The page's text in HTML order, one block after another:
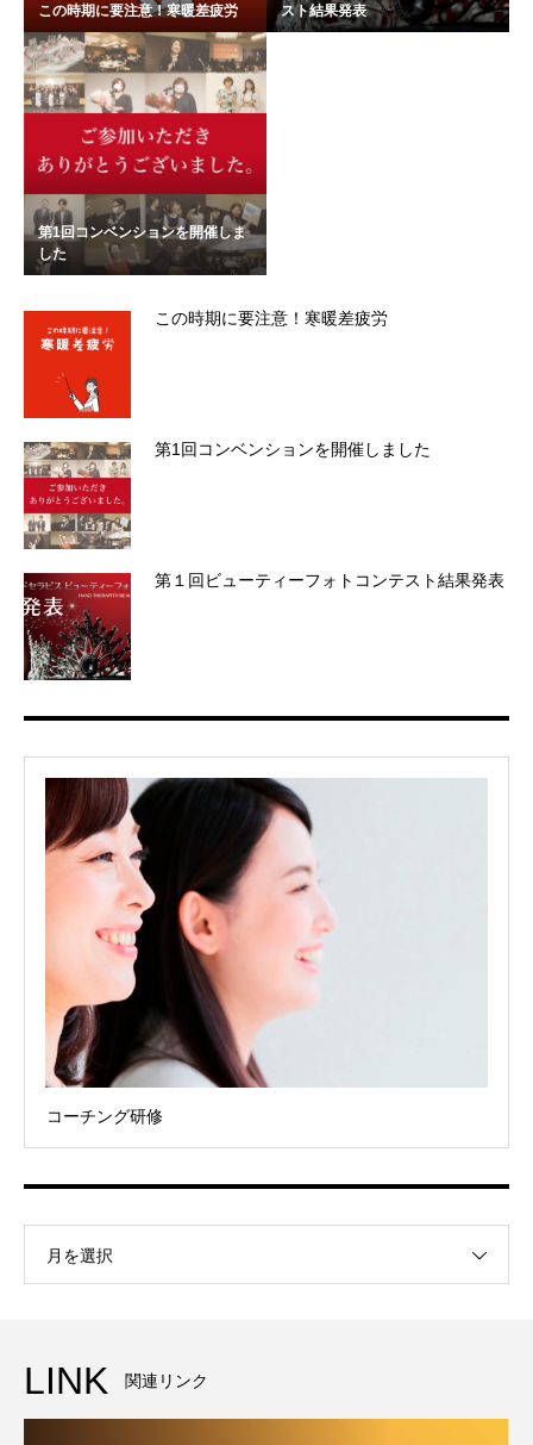
この時期に要注意！寒暖差疲労
スト結果発表
第1回コンベンションを開催しま
した
この時期に要注意！寒暖差疲労
第1回コンベンションを開催しました
第１回ビューティーフォトコンテスト結果発表
コーチング研修
月を選択
LINK 関連リンク